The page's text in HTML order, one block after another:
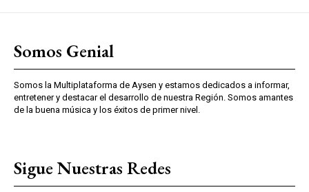
Somos Genial
Somos la Multiplataforma de Aysen y estamos dedicados a informar,
entretener y destacar el desarrollo de nuestra Región. Somos amantes
de la buena música y los éxitos de primer nivel.
Sigue Nuestras Redes